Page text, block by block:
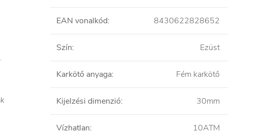
EAN vonalkód: 8430622828652
Szín: Ezüst
Karkötő anyaga: Fém karkötő
Kijelzési dimenzió: 30mm
Vízhatlan: 10ATM